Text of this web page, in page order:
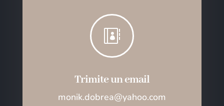

Trimite un email
monik.dobrea@yahoo.com